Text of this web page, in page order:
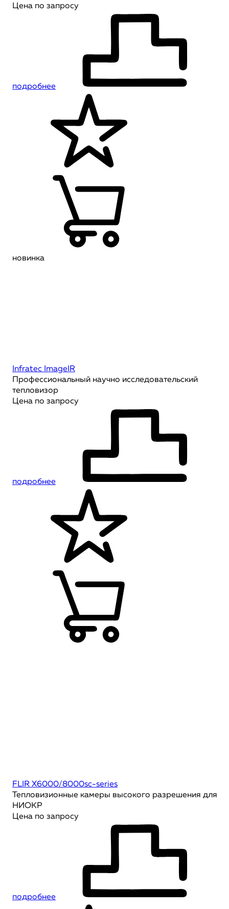
Цена по запросу
подробнее
новинка
Infratec ImageIR
Профессиональный научно исследовательский
тепловизор
Цена по запросу
подробнее
FLIR X6000/8000sc-series
Тепловизионные камеры высокого разрешения для
НИОКР
Цена по запросу
подробнее